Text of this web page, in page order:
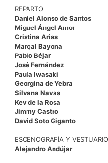
REPARTO
Daniel Alonso de Santos
Miguel Ángel Amor
Cristina Arias
Marçal Bayona
Pablo Béjar
José Fernández
Paula Iwasaki
Georgina de Yebra
Silvana Navas
Kev de la Rosa
Jimmy Castro
David Soto Giganto
ESCENOGRAFÍA Y VESTUARIO
Alejandro Andújar